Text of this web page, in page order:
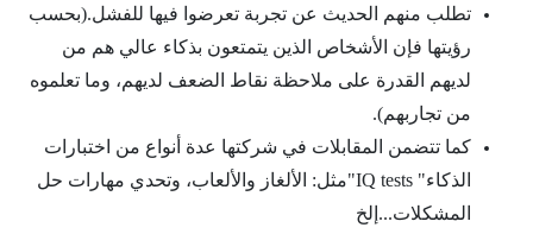
تطلب منهم الحديث عن تجربة تعرضوا فيها للفشل.(بحسب
رؤيتها فإن الأشخاص الذين يتمتعون بذكاء عالي هم من
لديهم القدرة على ملاحظة نقاط الضعف لديهم، وما تعلموه
من تجاربهم).
كما تتضمن المقابلات في شركتها عدة أنواع من اختبارات
الذكاء" IQ tests"مثل: الألغاز والألعاب، وتحدي مهارات حل
المشكلات...إلخ